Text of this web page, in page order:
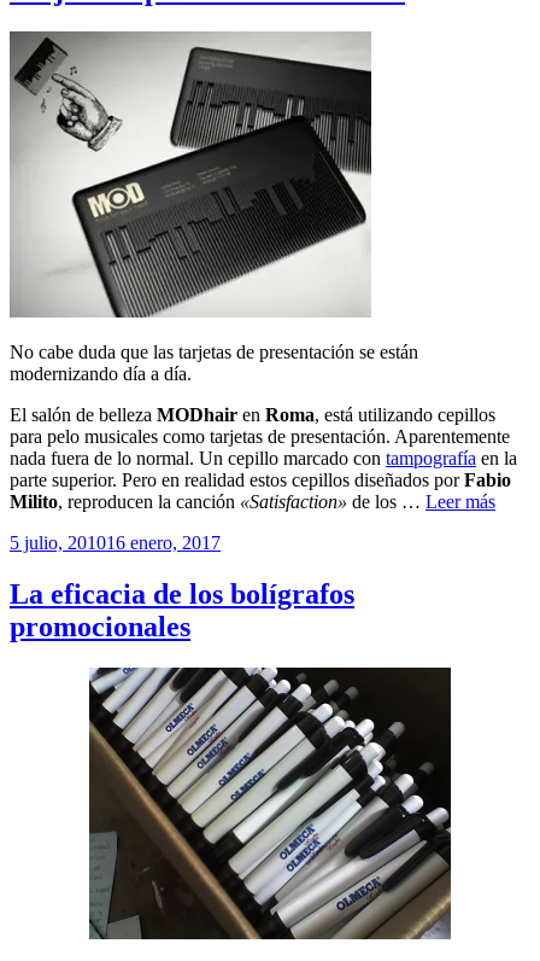
No cabe duda que las tarjetas de presentación se están
modernizando día a día.
El salón de belleza MODhair en Roma, está utilizando cepillos
para pelo musicales como tarjetas de presentación. Aparentemente
nada fuera de lo normal. Un cepillo marcado con tampografía en la
parte superior. Pero en realidad estos cepillos diseñados porFabio
Milito, reproducen la canción «Satisfaction» de los … Leer más
Publicado
5 julio, 201016 enero, 2017
La eficacia de los bolígrafos
promocionales